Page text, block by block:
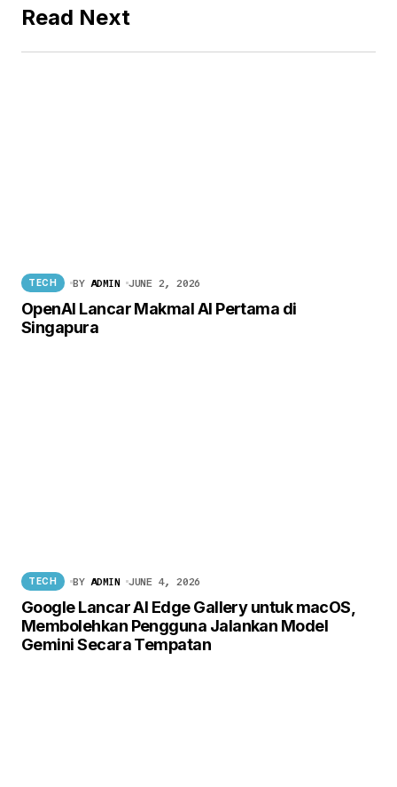
Read Next
TECH BY ADMIN JUNE 2, 2026
OpenAI Lancar Makmal AI Pertama di
Singapura
TECH BY ADMIN JUNE 4, 2026
Google Lancar AI Edge Gallery untuk macOS,
Membolehkan Pengguna Jalankan Model
Gemini Secara Tempatan